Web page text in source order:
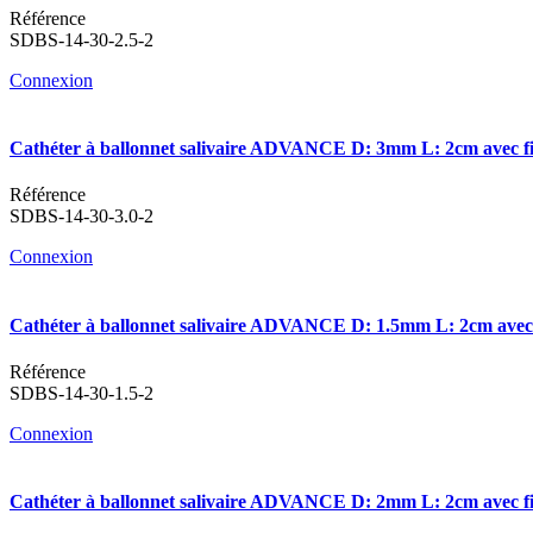
Référence
SDBS-14-30-2.5-2
Connexion
Cathéter à ballonnet salivaire ADVANCE D: 3mm L: 2cm avec
Référence
SDBS-14-30-3.0-2
Connexion
Cathéter à ballonnet salivaire ADVANCE D: 1.5mm L: 2cm
Référence
SDBS-14-30-1.5-2
Connexion
Cathéter à ballonnet salivaire ADVANCE D: 2mm L: 2cm avec